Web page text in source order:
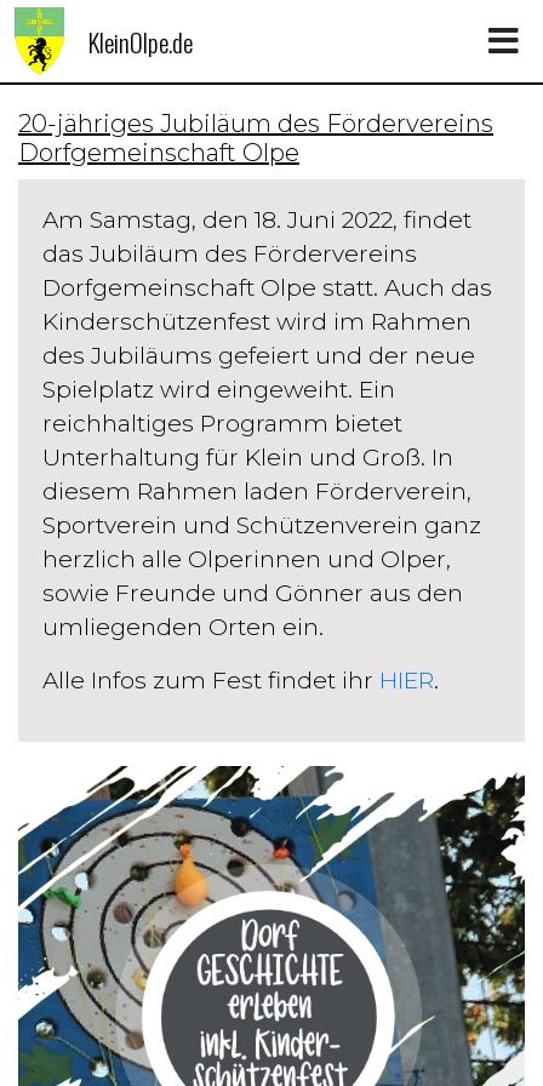
KleinOlpe.de
20-jähriges Jubiläum des Fördervereins
Dorfgemeinschaft Olpe
Am Samstag, den 18. Juni 2022, findet
das Jubiläum des Fördervereins
Dorfgemeinschaft Olpe statt. Auch das
Kinderschützenfest wird im Rahmen
des Jubiläums gefeiert und der neue
Spielplatz wird eingeweiht. Ein
reichhaltiges Programm bietet
Unterhaltung für Klein und Groß. In
diesem Rahmen laden Förderverein,
Sportverein und Schützenverein ganz
herzlich alle Olperinnen und Olper,
sowie Freunde und Gönner aus den
umliegenden Orten ein.
Alle Infos zum Fest findet ihr HIER.